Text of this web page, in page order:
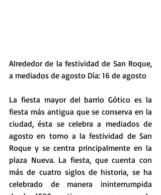
Alrededor de la festividad de San Roque,
a mediados de agosto Día: 16 de agosto
La fiesta mayor del barrio Gótico es la
fiesta más antigua que se conserva en la
ciudad, ésta se celebra a mediados de
agosto en torno a la festividad de San
Roque y se centra principalmente en la
plaza Nueva. La fiesta, que cuenta con
más de cuatro siglos de historia, se ha
celebrado de manera ininterrumpida